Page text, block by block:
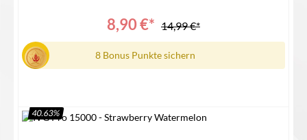
Bedienungsanleitung
8,90 €* 14,99 €*
8 Bonus Punkte sichern
40.63%